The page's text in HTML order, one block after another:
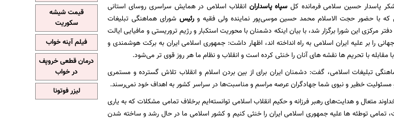
پاسدار حسین سلامی فرمانده کل سپاه پاسداران انقلاب اسلامی در همایش سراسری روسای استانی
که با حضور حجت الاسلام محمد حسین موسی‌پور نماینده ولی فقیه ورئیسشورای هماهنگی تبلیغات
پنجشنبه (16 تیر) در دفتر مرکزی این شورا برگزار شد، با بیان اینکه دشمنان با محوریت استکبار و رژیم تروریستی و مافیایی ایالت
را بر علیه ایران اسلامی به راه انداخته اند، اظهار داشت: جمهوری اسلامی ایران به برکت هوشمندی و
مقابله با تحریم ها نقشه های آنان را خنثی کرده است و انقلاب و نظام ما هر روز قوی تر می‌شود.
تبلیغات اسلامی، گفت: دشمنان ایران برای از بین بردن اسلام و انقلاب تلاش گسترده و مستمری
و مسئولیت خطیر و نبوی شما جهادگران عرصه مراسم و مناسبت‌ها در سراسر کشور به اهداف خود نمی‌رسند.
خداوند متعال و هدایت‌های رهبر فرزانه و حکیم انقلاب اسلامی توانسته‌ایم برخلاف تمامی مشکلات که به یاری
توطئه ها علیه جمهوری اسلامی ایران را خنثی کنیم و کشور اسلامی ما در حال رشد و ساخته شدن
قیمت شیشه
سکوریت
فیلم آپنه خواب
درمان قطعی خروپف
در خواب
لیزر فوتونا